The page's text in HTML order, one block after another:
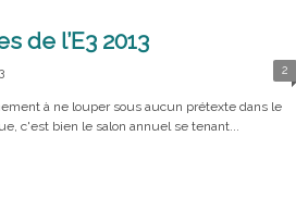
de l’E3 2013
2
à ne louper sous aucun prétexte dans le
c'est bien le salon annuel se tenant...